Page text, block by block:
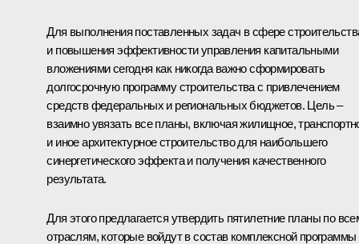
Для выполнения поставленных задач в сфере
и повышения эффективности управления капитальными
вложениями сегодня как никогда важно сформировать
долгосрочную программу строительства с привлечением
средств федеральных и региональных бюджетов. Цель –
взаимно увязать все планы, включая жилищное,
и иное архитектурное строительство для наибольшего
синергетического эффекта и получения качественного
результата.
Для этого предлагается утвердить пятилетние планы по
отраслям, которые войдут в состав комплексной программы